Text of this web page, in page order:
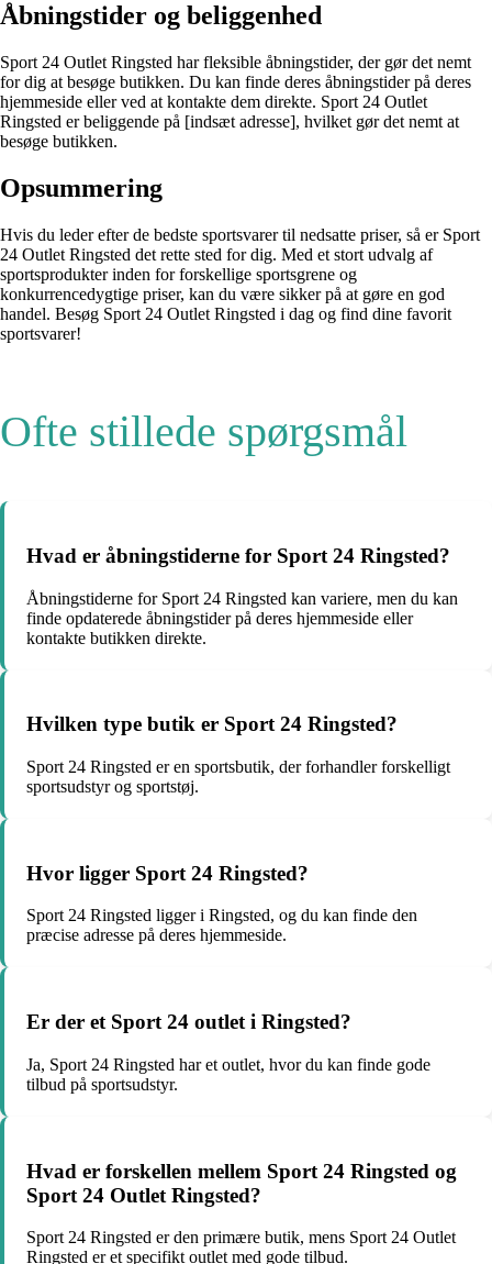
Åbningstider og beliggenhed
Sport 24 Outlet Ringsted har fleksible åbningstider, der gør det nemt
for dig at besøge butikken. Du kan finde deres åbningstider på deres
hjemmeside eller ved at kontakte dem direkte. Sport 24 Outlet
Ringsted er beliggende på [indsæt adresse], hvilket gør det nemt at
besøge butikken.
Opsummering
Hvis du leder efter de bedste sportsvarer til nedsatte priser, så er Sport
24 Outlet Ringsted det rette sted for dig. Med et stort udvalg af
sportsprodukter inden for forskellige sportsgrene og
konkurrencedygtige priser, kan du være sikker på at gøre en god
handel. Besøg Sport 24 Outlet Ringsted i dag og find dine favorit
sportsvarer!
Ofte stillede spørgsmål
Hvad er åbningstiderne for Sport 24 Ringsted?
Åbningstiderne for Sport 24 Ringsted kan variere, men du kan
finde opdaterede åbningstider på deres hjemmeside eller
kontakte butikken direkte.
Hvilken type butik er Sport 24 Ringsted?
Sport 24 Ringsted er en sportsbutik, der forhandler forskelligt
sportsudstyr og sportstøj.
Hvor ligger Sport 24 Ringsted?
Sport 24 Ringsted ligger i Ringsted, og du kan finde den
præcise adresse på deres hjemmeside.
Er der et Sport 24 outlet i Ringsted?
Ja, Sport 24 Ringsted har et outlet, hvor du kan finde gode
tilbud på sportsudstyr.
Hvad er forskellen mellem Sport 24 Ringsted og
Sport 24 Outlet Ringsted?
Sport 24 Ringsted er den primære butik, mens Sport 24 Outlet
Ringsted er et specifikt outlet med gode tilbud.